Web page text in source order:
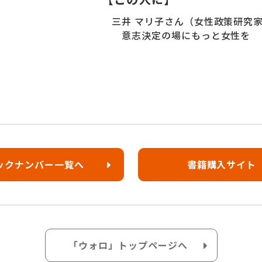
三井 マリ子さん（女性政策研究
意志決定の場にもっと女性を
クナンバー一覧へ 書籍購入サイト
「ウォロ」トップページへ